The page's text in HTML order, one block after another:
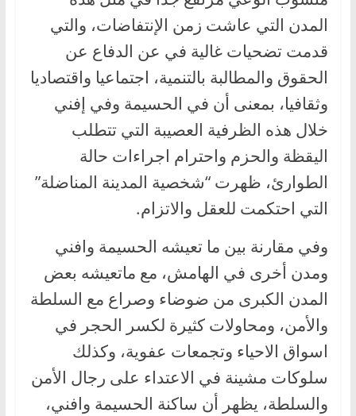
المدن التي عاشت زمن الإنتفاضات، والتي
قدمت تضحيات غالية في عن الدفاع عن
الحقوق والمطالبة بالتنمية، اجتماعيا واقتصاديا
وثقافيا، بمعنى أن في الحسيمة وفي إفني
خلال هذه الظرفية العصيبة التي تتطلب
اليقظة والحزم واحترام اجراءات حالة
الطوارئ، ظهرت “شخصية المدينة المناضلة”
التي احتكمت للعقل والاتزام.
وفي مقارنة بين ما تعيشه الحسيمة وافني
ومدن أخرى في الهامش، مع ماتعيشه بعض
المدن الكبرى من ضوضاء وصراع مع السلطة
والأمن، ومحاولات كثيرة لكسر الحجر في
اسواق الاحياء وتجمعات عفوية، وكذلك
سلوكات مشينة في الاعتداء على رجال الأمن
والسلطة، يظهر أن ساكنة الحسيمة وافني،